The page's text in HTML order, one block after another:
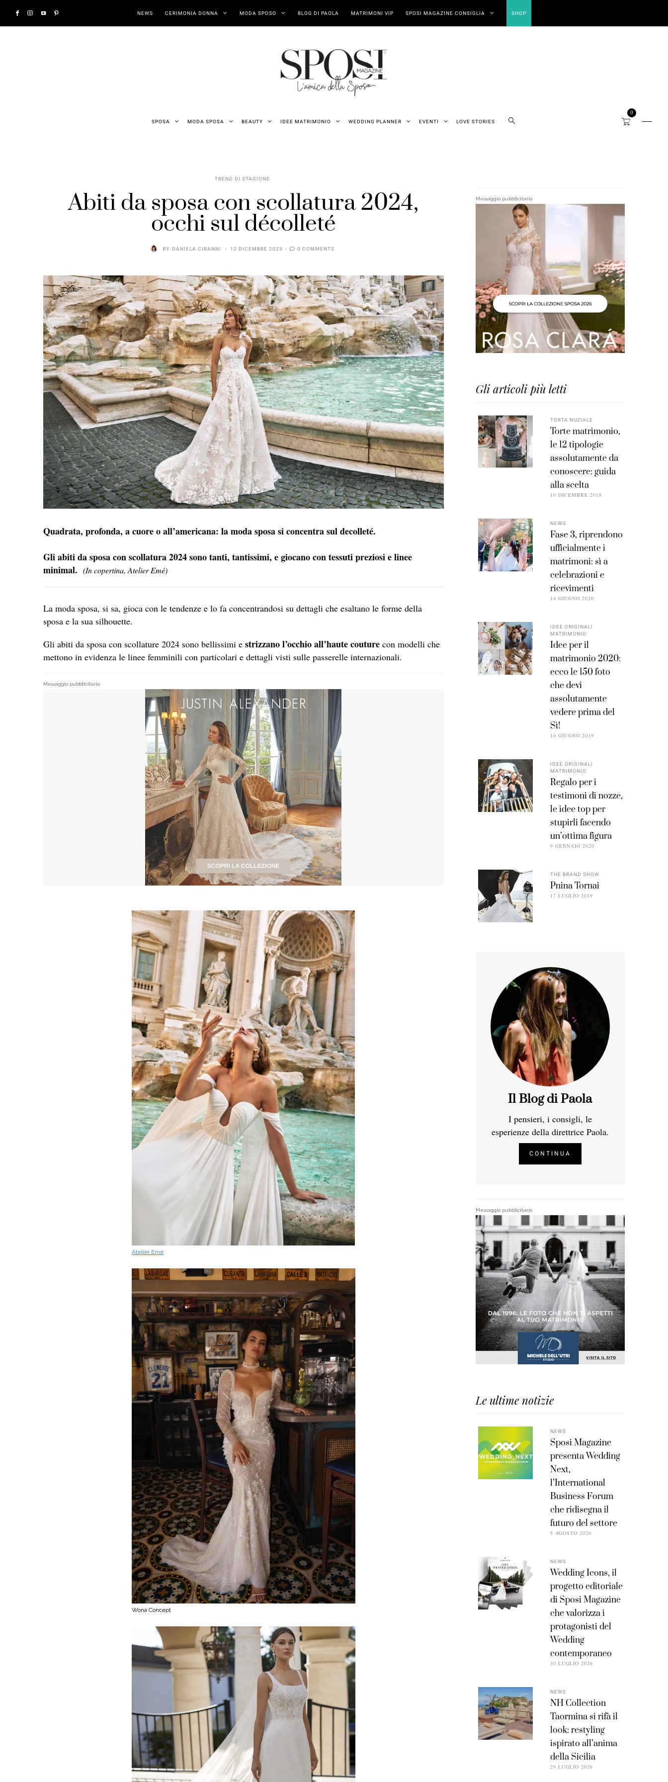
NEWS CERIMONIA DONNA MODA SPOSO BLOG DI PAOLA MATRIMONI VIP SPOSI MAGAZINE CONSIGLIA SHOP
SPOSA MODA SPOSA BEAUTY IDEE MATRIMONIO WEDDING PLANNER EVENTI LOVE STORIES
0
TREND DI STAGIONE
Abiti da sposa con scollatura 2024,
occhi sul décolleté
BY DANIELA CIRANNI 12 DICEMBRE 2023 0 COMMENTS
Quadrata, profonda, a cuore o all’americana: la moda sposa si concentra sul decolleté.
Gli abiti da sposa con scollatura 2024 sono tanti, tantissimi, e giocano con tessuti preziosi e linee
minimal. (In copertina, Atelier Emé)
La moda sposa, si sa, gioca con le tendenze e lo fa concentrandosi su dettagli che esaltano le forme della
sposa e la sua silhouette.
Gli abiti da sposa con scollature 2024 sono bellissimi e strizzano l’occhio all’haute couture con modelli che
mettono in evidenza le linee femminili con particolari e dettagli visti sulle passerelle internazionali.
Messaggio pubblicitario
Atelier Emé
Woná Concept
Messaggio pubblicitario
Gli articoli più letti
TORTA NUZIALE
Torte matrimonio,
le 12 tipologie
assolutamente da
conoscere: guida
alla scelta
10 DICEMBRE 2018
NEWS
Fase 3, riprendono
ufficialmente i
matrimoni: sì a
celebrazioni e
ricevimenti
14 GIUGNO 2020
IDEE ORIGINALI
MATRIMONIO
Idee per il
matrimonio 2020:
ecco le 150 foto
che devi
assolutamente
vedere prima del
Sì!
10 GIUGNO 2019
IDEE ORIGINALI
MATRIMONIO
Regalo per i
testimoni di nozze,
le idee top per
stupirli facendo
un’ottima figura
9 GENNAIO 2020
THE BRAND SHOW
Pnina Tornai
17 LUGLIO 2019
Il Blog di Paola
I pensieri, i consigli, le
esperienze della direttrice Paola.
CONTINUA
Messaggio pubblicitario
Le ultime notizie
NEWS
Sposi Magazine
presenta Wedding
Next,
l’International
Business Forum
che ridisegna il
futuro del settore
5 AGOSTO 2026
NEWS
Wedding Icons, il
progetto editoriale
di Sposi Magazine
che valorizza i
protagonisti del
Wedding
contemporaneo
30 LUGLIO 2026
NEWS
NH Collection
Taormina si rifà il
look: restyling
ispirato all’anima
della Sicilia
29 LUGLIO 2026